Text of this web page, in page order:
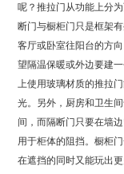
呢？推拉门从功能上分
断门与橱柜门只是框架
客厅或卧室往阳台的方
望隔温保暖或外边要建
上使用玻璃材质的推拉
光。另外，厨房和卫生
间，而隔断门只要在墙
用于柜体的阻挡。橱柜
在遮挡的同时又能玩出